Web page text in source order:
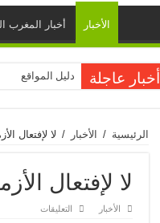
الأخبار أخبار المغرب
أخبار عاجلة دليل المواقع
الرئيسية / الأخبار / لا لإفتعال
لا لإفتعال
الأخبار التعليقات